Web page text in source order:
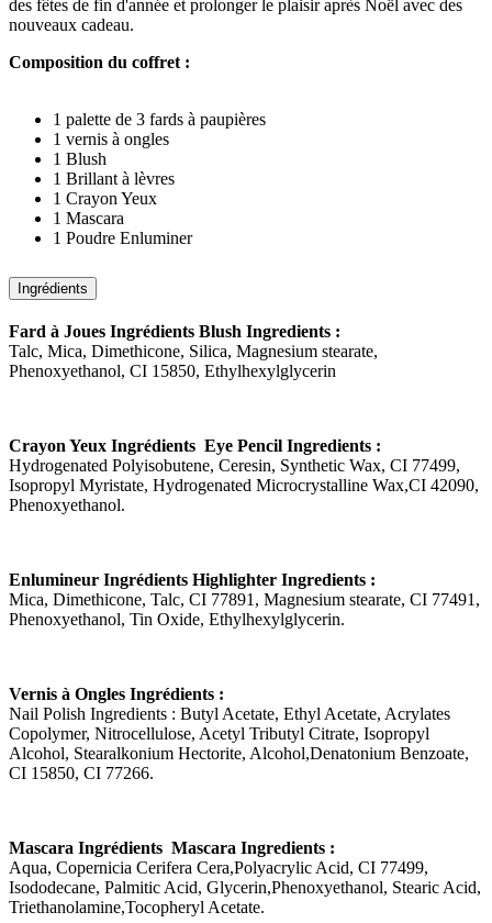
des fêtes de fin d'année et prolonger le plaisir après Noël avec des
nouveaux cadeau.
Composition du coffret :
1 palette de 3 fards à paupières
1 vernis à ongles
1 Blush
1 Brillant à lèvres
1 Crayon Yeux
1 Mascara
1 Poudre Enluminer
Ingrédients
Fard à Joues Ingrédients Blush Ingredients :
Talc, Mica, Dimethicone, Silica, Magnesium stearate,
Phenoxyethanol, CI 15850, Ethylhexylglycerin
Crayon Yeux Ingrédients Eye Pencil Ingredients :
Hydrogenated Polyisobutene, Ceresin, Synthetic Wax, CI 77499,
Isopropyl Myristate, Hydrogenated Microcrystalline Wax,CI 42090,
Phenoxyethanol.
Enlumineur Ingrédients Highlighter Ingredients :
Mica, Dimethicone, Talc, CI 77891, Magnesium stearate, CI 77491,
Phenoxyethanol, Tin Oxide, Ethylhexylglycerin.
Vernis à Ongles Ingrédients :
Nail Polish Ingredients : Butyl Acetate, Ethyl Acetate, Acrylates
Copolymer, Nitrocellulose, Acetyl Tributyl Citrate, Isopropyl
Alcohol, Stearalkonium Hectorite, Alcohol,Denatonium Benzoate,
CI 15850, CI 77266.
Mascara Ingrédients Mascara Ingredients :
Aqua, Copernicia Cerifera Cera,Polyacrylic Acid, CI 77499,
Isododecane, Palmitic Acid, Glycerin,Phenoxyethanol, Stearic Acid,
Triethanolamine,Tocopheryl Acetate.